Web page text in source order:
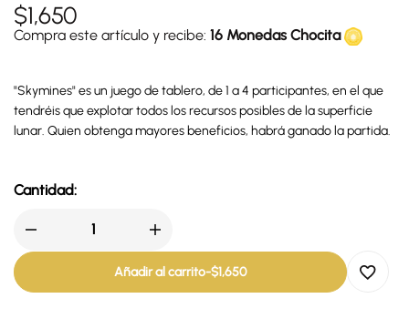
$1,650
Compra este artículo y recibe: 16 Monedas Chocita
"Skymines" es un juego de tablero, de 1 a 4 participantes, en el que
tendréis que explotar todos los recursos posibles de la superficie
lunar. Quien obtenga mayores beneficios, habrá ganado la partida.
Cantidad:
Añadir al carrito-$1,650